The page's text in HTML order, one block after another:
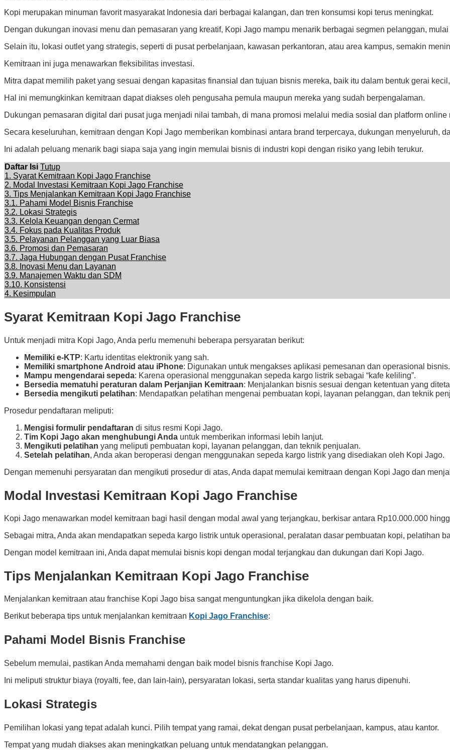
Kopi merupakan minuman favorit masyarakat Indonesia dari berbagai kalangan, dan tren konsumsi kopi terus meningkat.
Dengan dukungan inovasi menu dan pemasaran yang kreatif, Kopi Jago mampu menarik berbagai segmen pelanggan,
Selain itu, lokasi outlet yang strategis, seperti di pusat perbelanjaan, kawasan perkantoran, atau area kampus, semakin
Kemitraan ini juga menawarkan fleksibilitas investasi.
Mitra dapat memilih paket yang sesuai dengan kapasitas finansial dan tujuan bisnis mereka, baik itu dalam bentuk gerai
Hal ini memungkinkan kemitraan dapat diakses oleh pengusaha pemula maupun mereka yang sudah berpengalaman.
Dukungan pemasaran digital dari pusat juga menjadi nilai tambah, di mana promosi melalui media sosial dan platform
Secara keseluruhan, kemitraan dengan Kopi Jago memberikan kombinasi antara brand terpercaya, dukungan menyeluruh,
Ini adalah peluang menarik bagi siapa saja yang ingin memulai bisnis di industri kopi dengan risiko yang lebih terukur.
Daftar Isi Tutup
1. Syarat Kemitraan Kopi Jago Franchise
2. Modal Investasi Kemitraan Kopi Jago Franchise
3. Tips Menjalankan Kemitraan Kopi Jago Franchise
3.1. Pahami Model Bisnis Franchise
3.2. Lokasi Strategis
3.3. Kelola Keuangan dengan Cermat
3.4. Fokus pada Kualitas Produk
3.5. Pelayanan Pelanggan yang Luar Biasa
3.6. Promosi dan Pemasaran
3.7. Jaga Hubungan dengan Pusat Franchise
3.8. Inovasi Menu dan Layanan
3.9. Manajemen Waktu dan SDM
3.10. Konsistensi
4. Kesimpulan
Syarat Kemitraan Kopi Jago Franchise
Untuk menjadi mitra Kopi Jago, Anda perlu memenuhi beberapa persyaratan berikut:
Memiliki e-KTP: Kartu identitas elektronik yang sah.
Memiliki smartphone Android atau iPhone: Digunakan untuk mengakses aplikasi pemesanan dan operasional bisnis.
Mampu mengendarai sepeda: Karena operasional menggunakan sepeda kargo listrik sebagai “kafe keliling”.
Bersedia mematuhi peraturan dalam Perjanjian Kemitraan: Menjalankan bisnis sesuai dengan ketentuan yang
Bersedia mengikuti pelatihan: Mendapatkan pelatihan mengenai pembuatan kopi, layanan pelanggan, dan teknik
Prosedur pendaftaran meliputi:
Mengisi formulir pendaftaran di situs resmi Kopi Jago.
Tim Kopi Jago akan menghubungi Anda untuk memberikan informasi lebih lanjut.
Mengikuti pelatihan yang meliputi pembuatan kopi, layanan pelanggan, dan teknik penjualan.
Setelah pelatihan, Anda akan beroperasi dengan menggunakan sepeda kargo listrik yang disediakan oleh Kopi Jago.
Dengan memenuhi persyaratan dan mengikuti prosedur di atas, Anda dapat memulai kemitraan dengan Kopi Jago dan
Modal Investasi Kemitraan Kopi Jago Franchise
Kopi Jago menawarkan model kemitraan bagi hasil dengan modal awal yang terjangkau, berkisar antara Rp10.000.000
Sebagai mitra, Anda akan mendapatkan sepeda kargo listrik untuk operasional, peralatan dasar pembuatan kopi, pelatihan
Dengan model kemitraan ini, Anda dapat memulai bisnis kopi dengan modal terjangkau dan dukungan dari Kopi Jago.
Tips Menjalankan Kemitraan Kopi Jago Franchise
Menjalankan kemitraan atau franchise Kopi Jago bisa sangat menguntungkan jika dikelola dengan baik.
Berikut beberapa tips untuk menjalankan kemitraan Kopi Jago Franchise:
Pahami Model Bisnis Franchise
Sebelum memulai, pastikan Anda memahami dengan baik model bisnis franchise Kopi Jago.
Ini meliputi struktur biaya (royalti, fee, dan lain-lain), persyaratan lokasi, serta standar kualitas yang harus dipenuhi.
Lokasi Strategis
Pemilihan lokasi yang tepat adalah kunci. Pilih tempat yang ramai, dekat dengan pusat perbelanjaan, kampus, atau kantor.
Tempat yang mudah diakses akan meningkatkan peluang untuk mendatangkan pelanggan.